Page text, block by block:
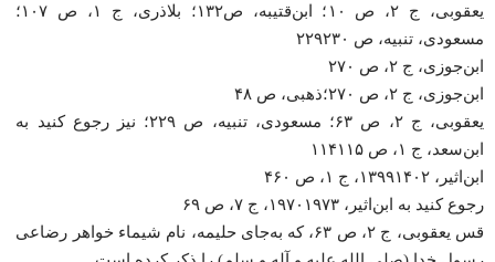
یعقوبی، ج ۲، ص ۱۰؛ ابن‌قتیبه، ص۱۳۲؛ بلاذری، ج ۱، ص ۱۰۷؛
مسعودی، تنبیه، ص ۲۲۹۲۳۰
ابن‌جوزی، ج ۲، ص ۲۷۰
ابن‌جوزی، ج ۲، ص ۲۷۰؛ذهبی، ص ۴۸
یعقوبی، ج ۲، ص ۶۳؛ مسعودی، تنبیه، ص ۲۲۹؛ نیز رجوع کنید به
ابن‌سعد، ج ۱، ص ۱۱۴۱۱۵
ابن‌اثیر، ۱۳۹۹۱۴۰۲، ج ۱، ص ۴۶۰
رجوع کنید به ابن‌اثیر، ۱۹۷۰۱۹۷۳، ج ۷، ص ۶۹
قس یعقوبی، ج ۲، ص ۶۳، که به‌جای حلیمه، نام شیماء خواهر رضاعی